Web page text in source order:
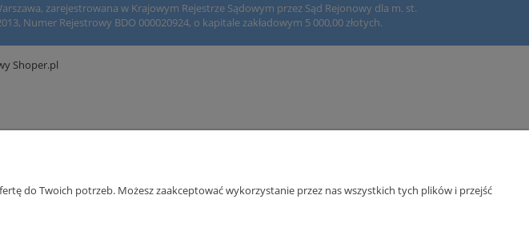
zarejestrowana w Krajowym Rejestrze Sądowym przez Sąd Rejonowy dla m. st.
Numer Rejestrowy BDO 000020924, o kapitale zakładowym 5 000,00 złotych.
Shoper.pl
do Twoich potrzeb. Możesz zaakceptować wykorzystanie przez nas wszystkich tych plików i przejść